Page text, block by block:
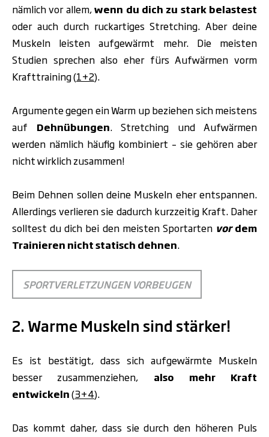
nämlich vor allem,wenn du dich zu stark belastest
oder auch durch ruckartiges Stretching.Aber deine
Muskeln leisten aufgewärmt mehr. Die meisten
Studien sprechen also eher fürs Aufwärmen vorm
Krafttraining (1+2).
Argumente gegen ein Warm up beziehen sich meistens
auf Dehnübungen.Stretching und Aufwärmen
werden nämlich häufig kombiniert – sie gehören aber
nicht wirklich zusammen!
Beim Dehnen sollen deine Muskeln eher entspannen.
Allerdings verlieren sie dadurch kurzzeitig Kraft. Daher
solltest du dich bei den meisten Sportarten vordem
Trainieren nicht statisch dehnen.
SPORTVERLETZUNGEN VORBEUGEN
2. Warme Muskeln sind stärker!
Es ist bestätigt, dass sich aufgewärmte Muskeln
besser zusammenziehen, also mehr Kraft
entwickeln(3+4).
Das kommt daher, dass sie durch den höheren Puls